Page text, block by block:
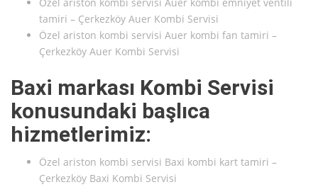
tamiri – Çerkezköy Auer Kombi Servisi
Özel ariston kombi servisi Auer kombi fan tamiri –
Çerkezköy Auer Kombi Servisi
Baxi markası Kombi Servisi
konusundaki başlıca
hizmetlerimiz:
Özel ariston kombi servisi Baxi kombi kart tamiri –
Çerkezköy Baxi Kombi Servisi